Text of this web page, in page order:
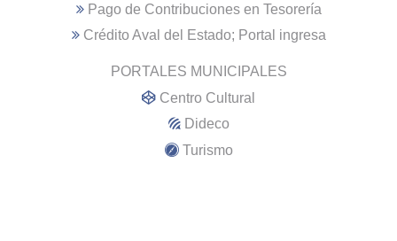
Pago de Contribuciones en Tesorería
Crédito Aval del Estado; Portal ingresa
PORTALES MUNICIPALES
Centro Cultural
Dideco
Turismo